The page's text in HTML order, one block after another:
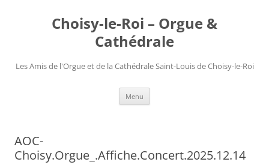
Choisy-le-Roi – Orgue &
Cathédrale
Les Amis de l'Orgue et de la Cathédrale Saint-Louis de Choisy-le-Roi
Menu
AOC-
Choisy.Orgue_.Affiche.Concert.2025.12.14